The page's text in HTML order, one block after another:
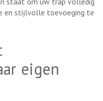
en stijlvolle toevoeging te
eigen